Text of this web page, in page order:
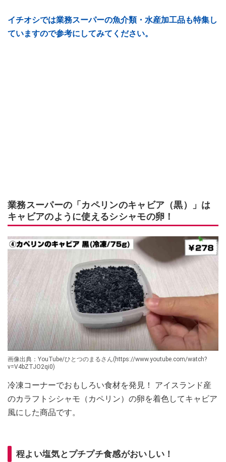
イチオシでは業務スーパーの魚介類・水産加工品も特集し
ていますので参考にしてみてください。
業務スーパーの「カペリンのキャビア（黒）」は
キャビアのように使えるシシャモの卵！
画像出典：YouTube/ひとつのまるさん(https://www.youtube.com/watch?
v=V4bZTJO2qi0)
冷凍コーナーでおもしろい食材を発見！ アイスランド産
のカラフトシシャモ（カペリン）の卵を着色してキャビア
風にした商品です。
程よい塩気とプチプチ食感がおいしい！